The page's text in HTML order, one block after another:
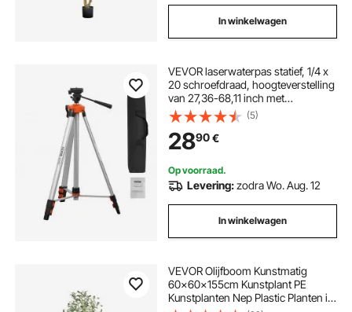
In winkelwagen
VEVOR laserwaterpas statief, 1/4 x
20 schroefdraad, hoogteverstelling
van 27,36-68,11 inch met
ingebouwde waterpas, lichtgewicht
laserscanner statief, intrekbare
poten, aluminium statief voor
stabiele metingen
(5)
2890€
Op voorraad.
Levering:zodra Wo. Aug. 12
In winkelwagen
VEVOR Olijfboom Kunstmatig
60x60x155cm Kunstplant PE
Kunstplanten Nep Plastic Planten in